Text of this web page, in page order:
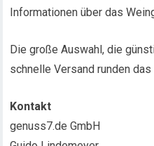
Informationen über das
Die große Auswahl, die
schnelle Versand runden
Kontakt
genuss7.de GmbH